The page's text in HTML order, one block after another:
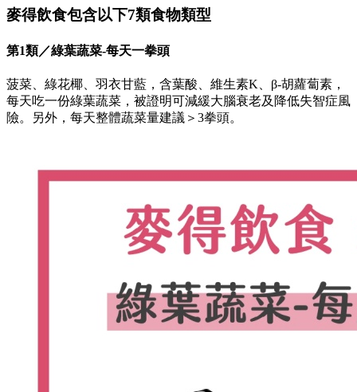
麥得飲食包含以下7類食物類型
第1類／綠葉蔬菜-每天一拳頭
菠菜、綠花椰、羽衣甘藍，含葉酸、維生素K、β-胡蘿蔔素，
每天吃一份綠葉蔬菜，被證明可減緩大腦衰老及降低失智症風
險。另外，每天整體蔬菜量建議＞3拳頭。